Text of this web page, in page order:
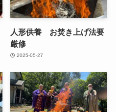
人形供養 お焚き上げ法要
厳修
2025-05-27